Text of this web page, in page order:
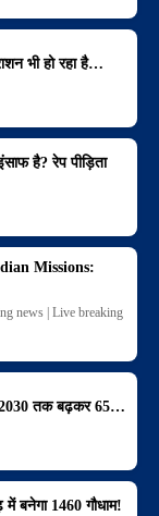
भी हो रहा है…
है? रेप पीड़िता
Missions:
news | Live breaking
2030 तक बढ़कर 65…
बनेगा 1460 गौधाम!